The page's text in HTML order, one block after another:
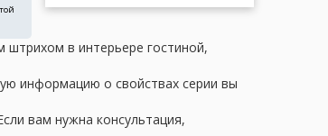
в интерьере гостиной,
информацию о свойствах серии вы
вам нужна консультация,